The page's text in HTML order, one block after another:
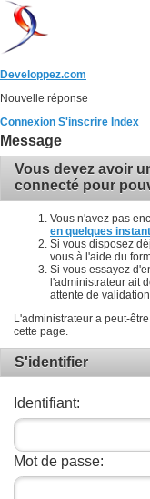
Developpez.com
Nouvelle réponse
Connexion S'inscrire Index
Message
Vous devez avoir
connecté pour
Vous n'avez pas
en quelques
Si vous disposez
vous à l'aide du
Si vous essayez
l'administrateur ait
attente de validation.
L'administrateur a peut-
cette page.
S'identifier
Identifiant:
Mot de passe: